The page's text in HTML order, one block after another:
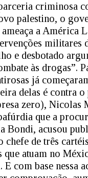
criminosa
palestino, o
a América
militares
e desbotado
às drogas”.
já
delas é contra o
zero), Nicolas
que a
Bondi, acusou
chefe de três
que atuam no
com base nessa